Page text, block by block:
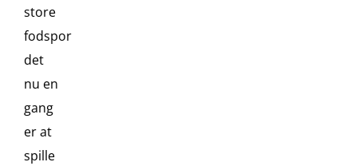
store
fodspor
det
nu en
gang
er at
spille